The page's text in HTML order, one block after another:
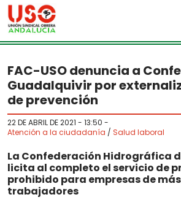
Skip to main content
FAC-USO denuncia a
Guadalquivir por
de prevención
22 DE ABRIL DE 2021 - 13:50 -
Atención a la ciudadanía / Salud laboral
La Confederación Hidrográfica
licita al completo el servicio de
prohibido para empresas de
trabajadores